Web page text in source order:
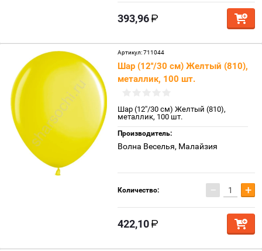
393,96
Артикул:711044
Шар (12''/30 см) Желтый (810),
металлик, 100 шт.
Шар (12''/30 см) Желтый (810),
металлик, 100 шт.
Производитель:
Волна Веселья, Малайзия
Количество: − +
422,10